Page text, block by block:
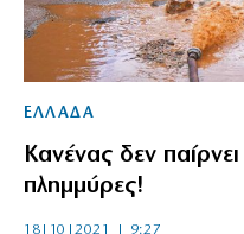
ΕΛΛΑΔΑ
Κανένας δεν
πλημμύρες!
18|10|2021 | 9:27